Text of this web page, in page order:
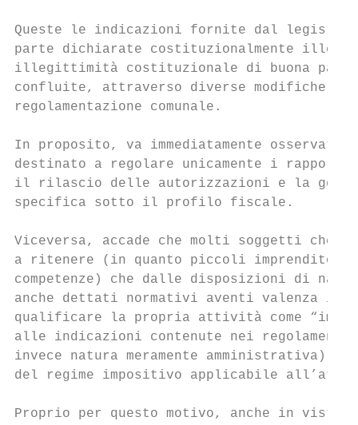
Queste le indicazioni fornite dal
parte dichiarate costituzionalmente
illegittimità costituzionale di buona
confluite, attraverso diverse modifiche,
regolamentazione comunale.
In proposito, va immediatamente
destinato a regolare unicamente i
il rilascio delle autorizzazioni e la
specifica sotto il profilo fiscale.
Viceversa, accade che molti soggetti che
a ritenere (in quanto piccoli
competenze) che dalle disposizioni di
anche dettati normativi aventi valenza
qualificare la propria attività come
alle indicazioni contenute nei
invece natura meramente amministrativa)
del regime impositivo applicabile
Proprio per questo motivo, anche in vista